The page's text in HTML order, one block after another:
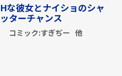
Hな彼女とナイショのシャ
ッターチャンス
コミック:すぎぢー 他